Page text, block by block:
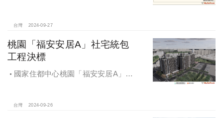
台灣 2024-09-27
桃園「福安安居A」社宅統包
工程決標
國家住都中心桃園「福安安居A」社
台灣 2024-09-26